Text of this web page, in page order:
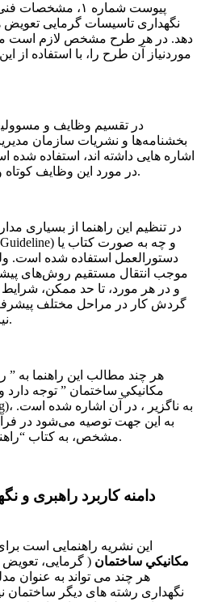
ﻧﮕﻬﺪاری ﺗﺎﺳﯿﺴﺎت ﮔﺮﻣﺎﯾﯽ تعویض
دهد. در ﻫﺮ ﻃﺮح ﻣﺸﺨﺺ ﻻزم اﺳﺖ
ﻣﻮردﻧﯿﺎز آن ﻃﺮح را، با استفاده از
ﺑﺨﺸﻨﺎمهﻫﺎ و ﻧﺸﺮﯾﺎت ﺳﺎزﻣﺎن
اﺷﺎره ﻫﺎﯾﯽ داﺷته اند، اﺳﺘﻔﺎده
در ﻣﻮرد اﯾﻦ وﻇﺎیف ﮐﻮﺗﺎه و ﺧﯿﻠﯽ ﮐﻠﯽ ﺑﺮﺧﻮرد ﺷﺪه اﺳت.
دﺳﺘﻮراﻟﻌﻤﻞ استفاده ﺷﺪه اﺳت.
ﻣﻮﺟﺐ اﻧﺘﻘﺎل ﻣﺴﺘﻘﯿﻢ روشﻫﺎی
و در ﻫﺮ ﻣﻮرد، ﺗﺎ ﺣﺪ ﻣﻤﮑﻦ،
ﮔﺮدش ﮐﺎر در ﻣﺮاﺣﻞ ﻣﺨﺘﻠﻒ
ﻧﯿﺰ ﻣﻮرد ﺗﻮﺟﻪ ﻗﺮار ﮔﺮﻓﺘﻪ اﺳﺖ.
ﻣﻜﺎﻧﻴﻜﻲ ﺳﺎﺧﺘﻤﺎﻥ ” ﺗﻮﺟﻪ
ﺑﻪ اﯾﻦ ﺟﻬﺖ ﺗﻮﺻﯿﻪ میﺷﻮد در
ﻣﺸﺨﺺ، ﺑﻪ ﮐﺘﺎب “راﻫﻨﻤﺎی ﭘﺬﯾﺮش” ﻧﯿﺰ ﻣﺮاجعه ﺷﻮد.
داﻣﻨﻪ ﮐﺎرﺑﺮد راﻫﺒﺮی و
اﯾﻦ ﻧﺸﺮﯾﻪ راﻫﻨﻤﺎﯾﯽ اﺳﺖ
ﻣﻜﺎﻧﻴﻜﻲ ﺳﺎﺧﺘﻤﺎﻥ ( ﮔﺮﻣﺎﯾﯽ، ﺗﻌﻮﯾﺾ
ﻫﺮ ﭼﻨﺪ ﻣﯽ ﺗﻮاﻧﺪ ﺑﻪ ﻋﻨﻮان
ﻧﮕﻬﺪاری رﺷﺘﻪ ﻫﺎی دﯾﮕﺮ ﺳﺎﺧﺘﻤﺎن